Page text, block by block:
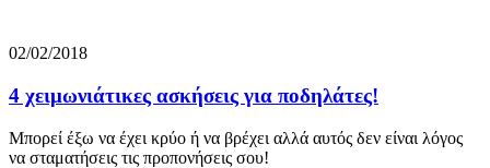
02/02/2018
4 χειμωνιάτικες ασκήσεις για ποδηλάτες!
Μπορεί έξω να έχει κρύο ή να βρέχει αλλά αυτός δεν είναι λόγος
να σταματήσεις τις προπονήσεις σου!